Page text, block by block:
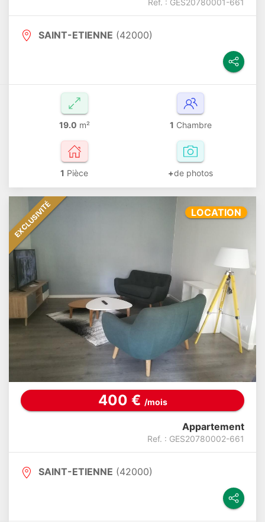
SAINT-ETIENNE (42000)
19.0 m² 1 Chambre
1 Pièce +de photos
EXCLUSIVITÉ LOCATION
400 € /mois
Appartement
Ref. : GES20780002-661
SAINT-ETIENNE (42000)